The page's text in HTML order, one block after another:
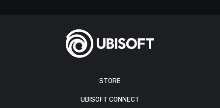
STORE
UBISOFT CONNECT